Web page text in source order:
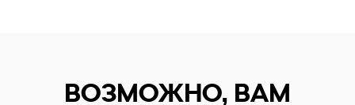
ВОЗМОЖНО, ВАМ